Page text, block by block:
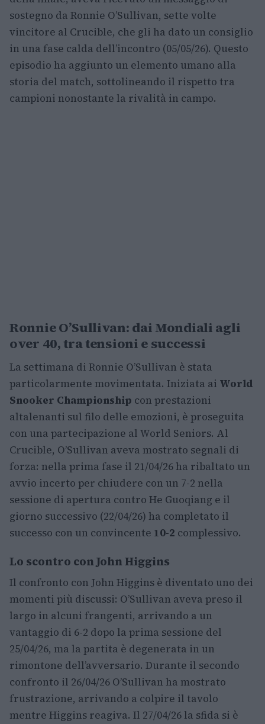
sostegno da Ronnie O’Sullivan, sette volte
vincitore al Crucible, che gli ha dato un consiglio
in una fase calda dell’incontro (05/05/26). Questo
episodio ha aggiunto un elemento umano alla
storia del match, sottolineando il rispetto tra
campioni nonostante la rivalità in campo.
Ronnie O’Sullivan: dai Mondiali agli
over 40, tra tensioni e successi
La settimana di Ronnie O’Sullivan è stata
particolarmente movimentata. Iniziata ai World
Snooker Championship con prestazioni
altalenanti sul filo delle emozioni, è proseguita
con una partecipazione al World Seniors. Al
Crucible, O’Sullivan aveva mostrato segnali di
forza: nella prima fase il 21/04/26 ha ribaltato un
avvio incerto per chiudere con un 7-2 nella
sessione di apertura contro He Guoqiang e il
giorno successivo (22/04/26) ha completato il
successo con un convincente 10-2 complessivo.
Lo scontro con John Higgins
Il confronto con John Higgins è diventato uno dei
momenti più discussi: O’Sullivan aveva preso il
largo in alcuni frangenti, arrivando a un
vantaggio di 6-2 dopo la prima sessione del
25/04/26, ma la partita è degenerata in un
rimontone dell’avversario. Durante il secondo
confronto il 26/04/26 O’Sullivan ha mostrato
frustrazione, arrivando a colpire il tavolo
mentre Higgins reagiva. Il 27/04/26 la sfida si è